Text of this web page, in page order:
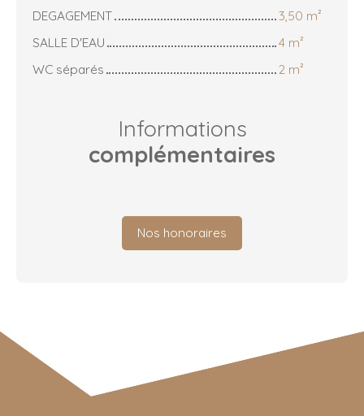
DEGAGEMENT
3,50 m²
SALLE D'EAU
4 m²
WC séparés
2 m²
Informations
complémentaires
Nos honoraires